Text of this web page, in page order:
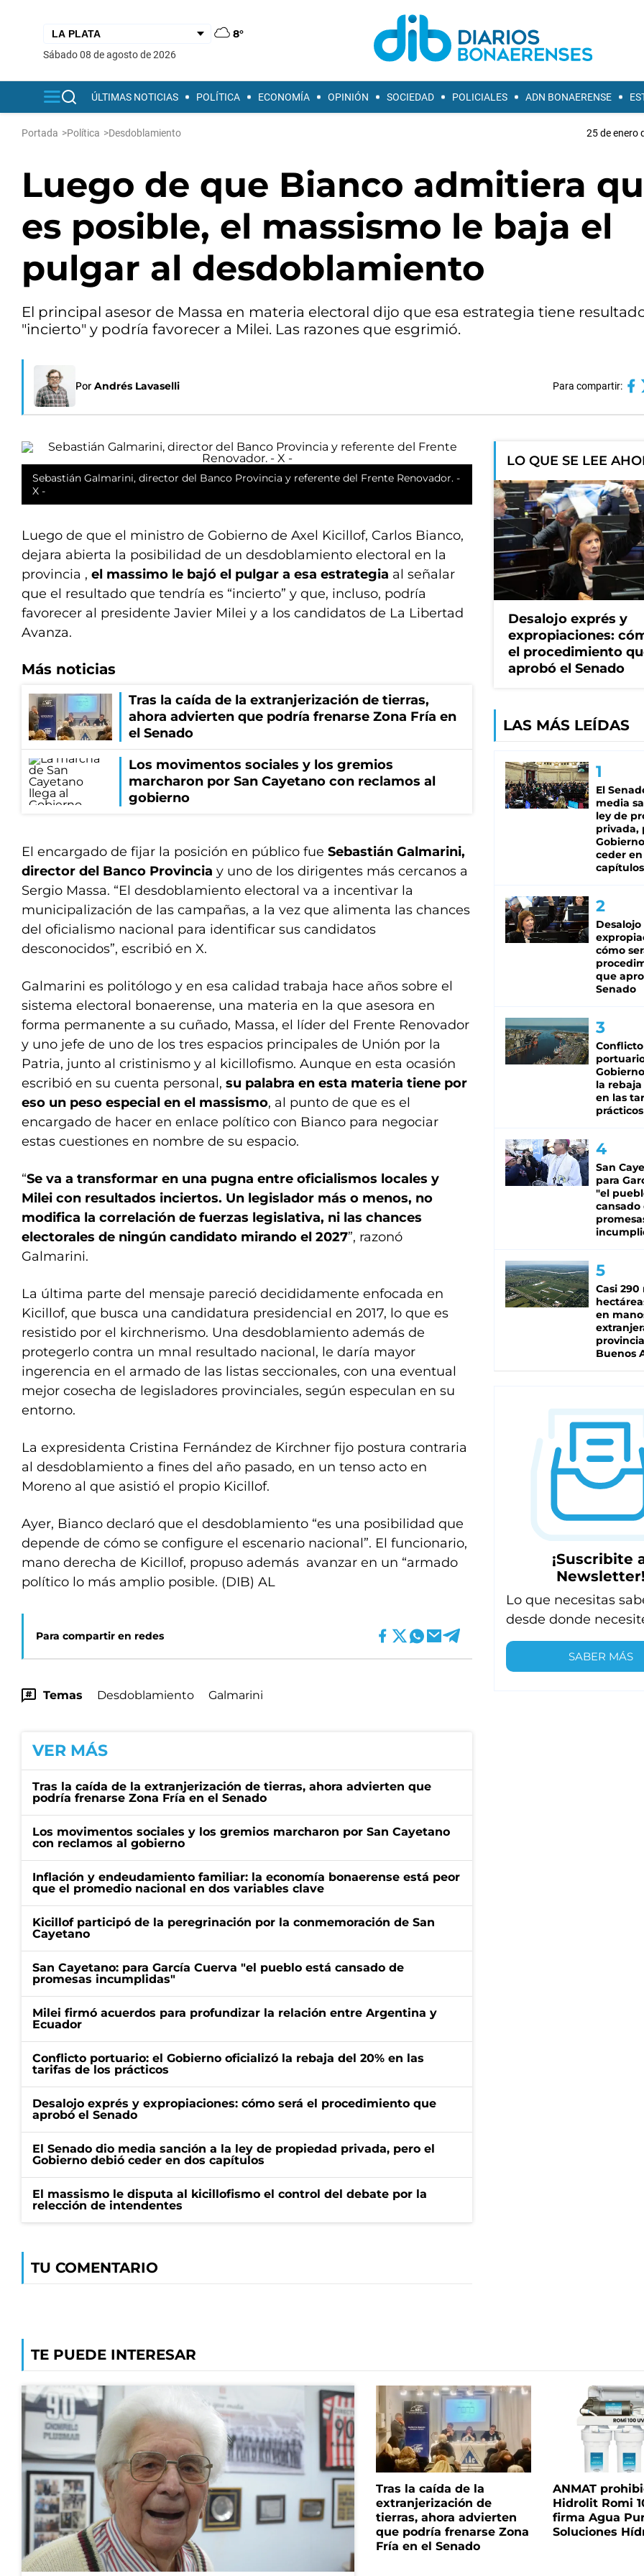
8°
sábado 08 de agosto de 2026
ÚLTIMAS NOTICIAS POLÍTICA ECONOMÍA OPINIÓN SOCIEDAD POLICIALES ADN BONAERENSE
Portada >Política >Desdoblamiento 25 de enero
Luego de que Bianco admitiera
es posible, el massismo le baja el
pulgar al desdoblamiento
El principal asesor de Massa en materia electoral dijo que esa estrategia tiene
"incierto" y podría favorecer a Milei. Las razones que esgrimió.
Por Andrés Lavaselli Para compartir:
Sebastián Galmarini, director del Banco Provincia y referente del Frente Renovador. -
X -
Luego de que el ministro de Gobierno de Axel Kicillof, Carlos Bianco,
dejara abierta la posibilidad de un desdoblamiento electoral en la
provincia , el massimo le bajó el pulgar a esa estrategia al señalar
que el resultado que tendría es “incierto” y que, incluso, podría
favorecer al presidente Javier Milei y a los candidatos de La Libertad
Avanza.
Más noticias
Tras la caída de la extranjerización de tierras,
ahora advierten que podría frenarse Zona Fría en
el Senado
Los movimentos sociales y los gremios
marcharon por San Cayetano con reclamos al
gobierno
El encargado de fijar la posición en público fue Sebastián Galmarini,
director del Banco Provincia y uno de los dirigentes más cercanos a
Sergio Massa. “El desdoblamiento electoral va a incentivar la
municipalización de las campañas, a la vez que alimenta las chances
del oficialismo nacional para identificar sus candidatos
desconocidos”, escribió en X.
Galmarini es politólogo y en esa calidad trabaja hace años sobre el
sistema electoral bonaerense, una materia en la que asesora en
forma permanente a su cuñado, Massa, el líder del Frente Renovador
y uno jefe de uno de los tres espacios principales de Unión por la
Patria, junto al cristinismo y al kicillofismo. Aunque en esta ocasión
escribió en su cuenta personal, su palabra en esta materia tiene por
eso un peso especial en el massismo, al punto de que es el
encargado de hacer en enlace político con Bianco para negociar
estas cuestiones en nombre de su espacio.
“Se va a transformar en una pugna entre oficialismos locales y
Milei con resultados inciertos. Un legislador más o menos, no
modifica la correlación de fuerzas legislativa, ni las chances
electorales de ningún candidato mirando el 2027”, razonó
Galmarini.
La última parte del mensaje pareció decididamente enfocada en
Kicillof, que busca una candidatura presidencial en 2017, lo que es
resistido por el kirchnerismo. Una desdoblamiento además de
protegerlo contra un mnal resultado nacional, le daría mayor
ingerencia en el armado de las listas seccionales, con una eventual
mejor cosecha de legisladores provinciales, según especulan en su
entorno.
La expresidenta Cristina Fernández de Kirchner fijo postura contraria
al desdoblamiento a fines del año pasado, en un tenso acto en
Moreno al que asistió el propio Kicillof.
Ayer, Bianco declaró que el desdoblamiento “es una posibilidad que
depende de cómo se configure el escenario nacional”. El funcionario,
mano derecha de Kicillof, propuso además avanzar en un “armado
político lo más amplio posible. (DIB) AL
Para compartir en redes
Temas Desdoblamiento Galmarini
VER MÁS
Tras la caída de la extranjerización de tierras, ahora advierten que
podría frenarse Zona Fría en el Senado
Los movimentos sociales y los gremios marcharon por San Cayetano
con reclamos al gobierno
Inflación y endeudamiento familiar: la economía bonaerense está peor
que el promedio nacional en dos variables clave
Kicillof participó de la peregrinación por la conmemoración de San
Cayetano
San Cayetano: para García Cuerva "el pueblo está cansado de
promesas incumplidas"
Milei firmó acuerdos para profundizar la relación entre Argentina y
Ecuador
Conflicto portuario: el Gobierno oficializó la rebaja del 20% en las
tarifas de los prácticos
Desalojo exprés y expropiaciones: cómo será el procedimiento que
aprobó el Senado
El Senado dio media sanción a la ley de propiedad privada, pero el
Gobierno debió ceder en dos capítulos
El massismo le disputa al kicillofismo el control del debate por la
relección de intendentes
TU COMENTARIO
LO QUE SE LEE
Desalojo exprés y
expropiaciones:
el procedimiento
aprobó el Senado
LAS MÁS LEÍDAS
El
media
ley de
privada,
ceder
capítulos
cómo
que
Senado
Conflicto
la rebaja
en las
prácticos
San
para
"el
cansado
Casi 290
en
Buenos
¡Suscribite
Lo que necesitas
desde donde
SABER MÁS
TE PUEDE INTERESAR
Tras la caída de la
extranjerización de
tierras, ahora advierten
que podría frenarse Zona
Fría en el Senado
ANMAT
Hidrolit Romi
firma Agua
Soluciones